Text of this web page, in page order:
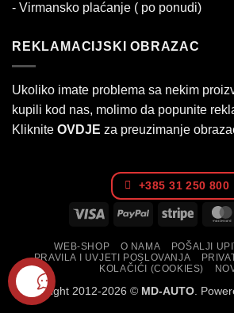
- Virmansko plaćanje ( po ponudi)
REKLAMACIJSKI OBRAZAC
Ukoliko imate problema sa nekim
kupili kod nas, molimo da popunite
Kliknite OVDJE za preuzimanje
+385 31 250 800
Visa PayPal Stripe
WEB-SHOP O NAMA POŠALJI
PRAVILA I UVJETI POSLOVANJA
KOLAČIĆI (COOKIES)
Copyright 2012-2026 © MD-AUTO.